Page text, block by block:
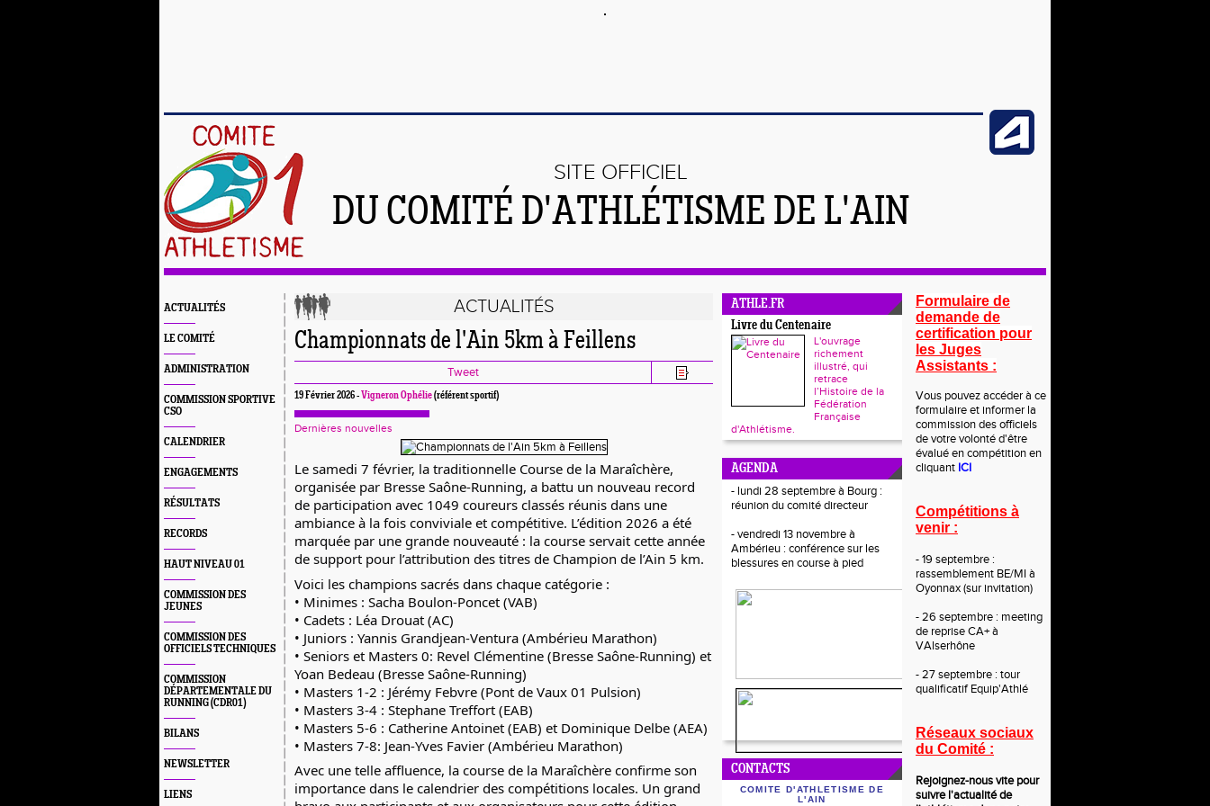
SITE OFFICIEL
DU COMITÉ D'ATHLÉTISME DE L'AIN
ACTUALITÉS
LE COMITÉ
ADMINISTRATION
COMMISSION SPORTIVE
CSO
CALENDRIER
ENGAGEMENTS
RÉSULTATS
RECORDS
HAUT NIVEAU 01
COMMISSION DES
JEUNES
COMMISSION DES
OFFICIELS TECHNIQUES
COMMISSION
DÉPARTEMENTALE DU
RUNNING (CDR01)
BILANS
NEWSLETTER
LIENS
ACTUALITÉS
Championnats de l'Ain 5km à Feillens
Tweet
19 Février 2026 - Vigneron Ophélie(référent sportif)
Dernières nouvelles
Le samedi 7 février, la traditionnelle Course de la Maraîchère,
organisée par Bresse Saône-Running, a battu un nouveau record
de participation avec 1049 coureurs classés réunis dans une
ambiance à la fois conviviale et compétitive. L’édition 2026 a été
marquée par une grande nouveauté : la course servait cette année
de support pour l’attribution des titres de Champion de l’Ain 5 km.
Voici les champions sacrés dans chaque catégorie :
• Minimes : Sacha Boulon-Poncet (VAB)
• Cadets : Léa Drouat (AC)
• Juniors : Yannis Grandjean-Ventura (Ambérieu Marathon)
• Seniors et Masters 0: Revel Clémentine (Bresse Saône-Running) et
Yoan Bedeau (Bresse Saône-Running)
• Masters 1-2 : Jérémy Febvre (Pont de Vaux 01 Pulsion)
• Masters 3-4 : Stephane Treffort (EAB)
• Masters 5-6 : Catherine Antoinet (EAB) et Dominique Delbe (AEA)
• Masters 7-8: Jean-Yves Favier (Ambérieu Marathon)
Avec une telle affluence, la course de la Maraîchère confirme son
importance dans le calendrier des compétitions locales. Un grand
ATHLE.FR
Livre du Centenaire
L'ouvrage
richement
illustré, qui
retrace
l’Histoire de la
Fédération
Française
d'Athlétisme.
AGENDA
- lundi 28 septembre à Bourg :
réunion du comité directeur
- vendredi 13 novembre à
Ambérieu : conférence sur les
blessures en course à pied
CONTACTS
COMITE D'ATHLETISME DE
L'AIN
Formulaire de
demande de
certification pour
les Juges
Assistants :
Vous pouvez accéder à ce
formulaire et informer la
commission des officiels
de votre volonté d'être
évalué en compétition en
cliquant ICI
Compétitions à
venir :
- 19 septembre :
rassemblement BE/MI à
Oyonnax (sur invitation)
- 26 septembre : meeting
de reprise CA+ à
VAlserhône
- 27 septembre : tour
qualificatif Equip'Athlé
Réseaux sociaux
du Comité :
Rejoignez-nous vite pour
suivre l'actualité de